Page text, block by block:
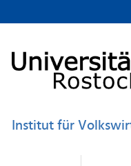
Institut für